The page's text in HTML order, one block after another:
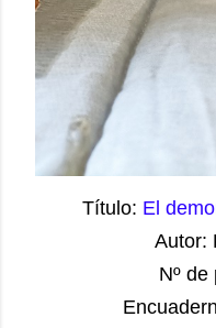
Título: El
Autor:
Nº de